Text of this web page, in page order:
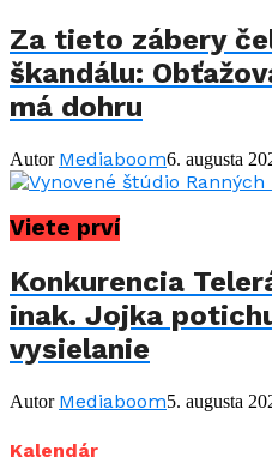
Za tieto zábery
škandálu:
má dohru
Autor Mediaboom6. augusta
Viete prví
Konkurencia
inak. Jojka
vysielanie
Autor Mediaboom5. augusta
Kalendár